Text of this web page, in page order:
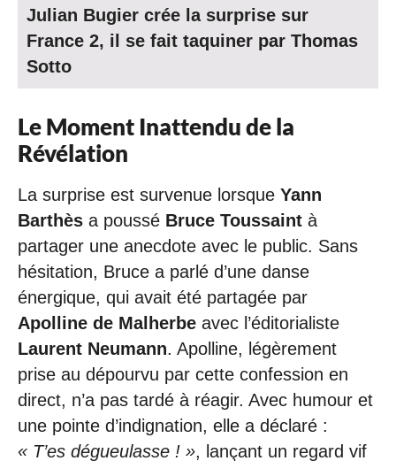
Julian Bugier crée la surprise sur
France 2, il se fait taquiner par Thomas
Sotto
Le Moment Inattendu de la
Révélation
La surprise est survenue lorsque Yann
Barthès a poussé Bruce Toussaint à
partager une anecdote avec le public. Sans
hésitation, Bruce a parlé d’une danse
énergique, qui avait été partagée par
Apolline de Malherbe avec l’éditorialiste
Laurent Neumann. Apolline, légèrement
prise au dépourvu par cette confession en
direct, n’a pas tardé à réagir. Avec humour et
une pointe d’indignation, elle a déclaré :
« T’es dégueulasse ! », lançant un regard vif